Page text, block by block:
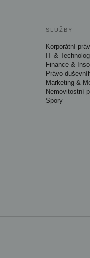
SLUŽBY
Korporátní
IT &
Finance &
Právo
Marketing &
Nemovitostní
Spory